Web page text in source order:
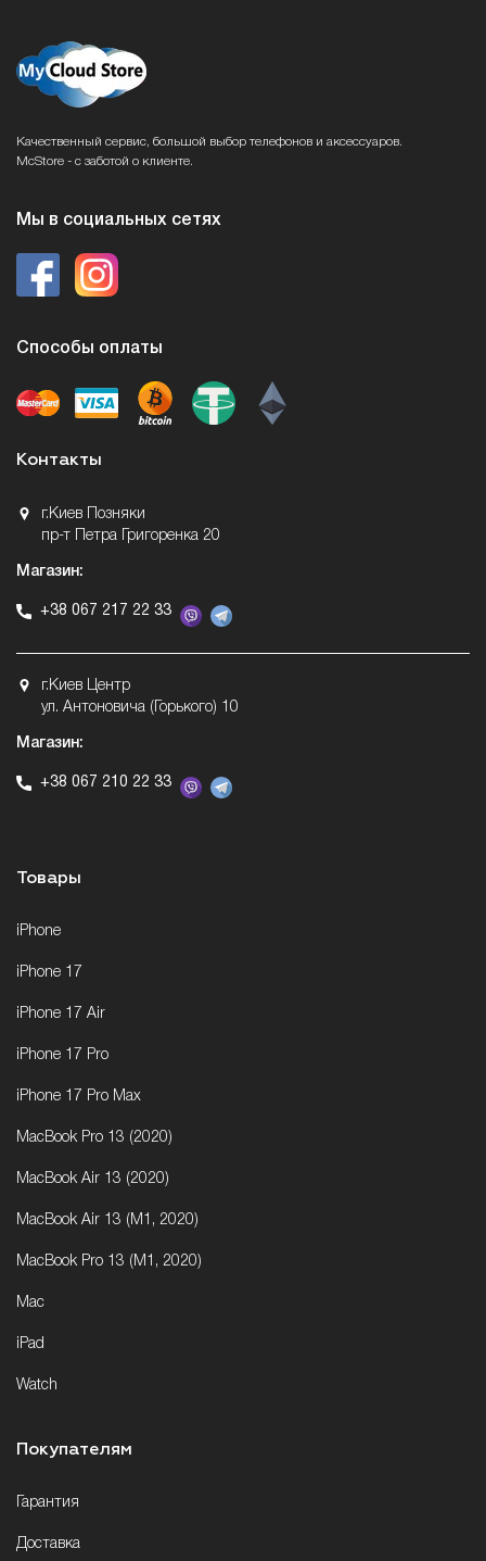
Качественный сервис, большой выбор телефонов и аксессуаров.
McStore - с заботой о клиенте.
Мы в социальных сетях
Способы оплаты
Контакты
г.Киев Позняки
пр-т Петра Григоренка 20
Магазин:
+38 067 217 22 33
г.Киев Центр
ул. Антоновича (Горького) 10
Магазин:
+38 067 210 22 33
Товары
iPhone
iPhone 17
iPhone 17 Air
iPhone 17 Pro
iPhone 17 Pro Max
MacBook Pro 13 (2020)
MacBook Air 13 (2020)
MacBook Air 13 (M1, 2020)
MacBook Pro 13 (M1, 2020)
Mac
iPad
Watch
Покупателям
Гарантия
Доставка